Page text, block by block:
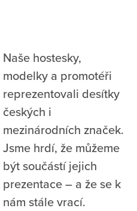
Naše hostesky,
modelky a promotéři
reprezentovali desítky
českých i
mezinárodních značek.
Jsme hrdí, že můžeme
být součástí jejich
prezentace – a že se k
nám stále vrací.